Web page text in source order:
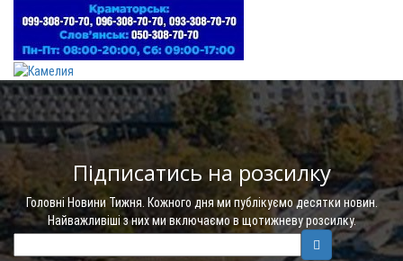
Підписатись на розсилку
Головні Новини Тижня. Кожного дня ми публікуємо десятки новин.
Найважливіші з них ми включаємо в щотижневу розсилку.